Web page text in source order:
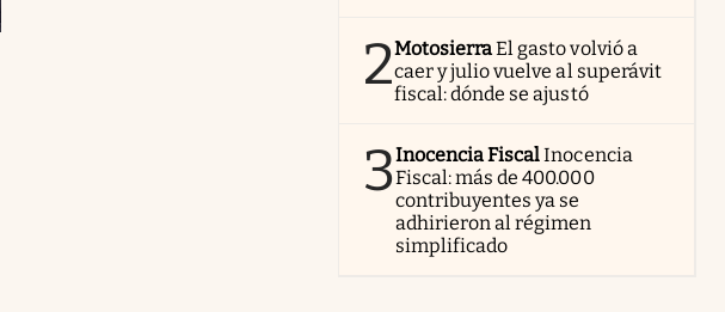
2MotosierraEl gasto volvió a
caer y julio vuelve al superávit
fiscal: dónde se ajustó
3Inocencia FiscalInocencia
Fiscal: más de 400.000
contribuyentes ya se
adhirieron al régimen
simplificado